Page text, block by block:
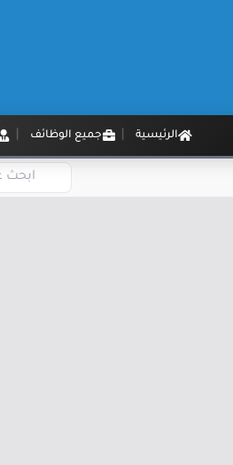
الرئيسية جميع الوظائف